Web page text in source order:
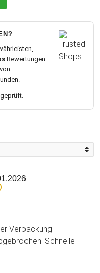
Bewertungen
Verpackung
Schnelle